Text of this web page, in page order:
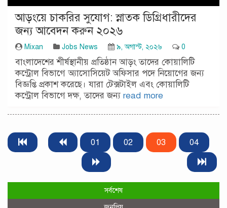
আড়ংয়ে চাকরির সুযোগ: স্নাতক ডিগ্রিধারীদের
জন্য আবেদন করুন ২০২৬
Mixan Jobs News ৯, অগাস্ট, ২০২৬ 0
বাংলাদেশের শীর্ষস্থানীয় প্রতিষ্ঠান আড়ং তাদের কোয়ালিটি
কন্ট্রোল বিভাগে অ্যাসোসিয়েট অফিসার পদে নিয়োগের জন্য
বিজ্ঞপ্তি প্রকাশ করেছে। যারা টেক্সটাইল এবং কোয়ালিটি
কন্ট্রোল বিভাগে দক্ষ, তাদের জন্য read more
01 02 03 04
সর্বশেষ